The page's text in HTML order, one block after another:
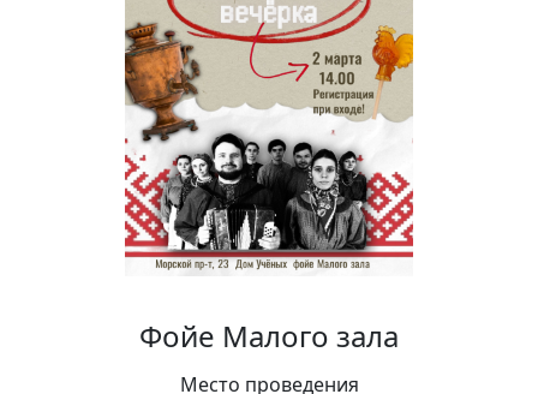
Виртуальный тур
Контакты
Вакансии
Фойе Малого зала
Место проведения